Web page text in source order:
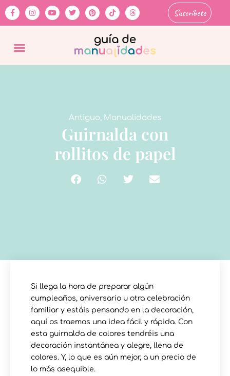
Suscríbete
Antiguo, Manualidades
Guirnalda con
rollitos de papel
Si llega la hora de preparar algún
cumpleaños, aniversario u otra celebración
familiar y estáis pensando en la decoración,
aquí os traemos una idea fácil y rápida. Con
esta guirnalda de colores tendréis una
decoración instantánea y alegre, llena de
colores. Y, lo que es aún mejor, a un precio de
lo más asequible.